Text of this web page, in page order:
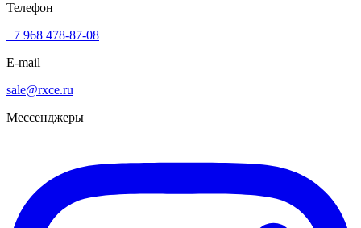
Телефон
+7 968 478-87-08
E-mail
sale@rxce.ru
Мессенджеры